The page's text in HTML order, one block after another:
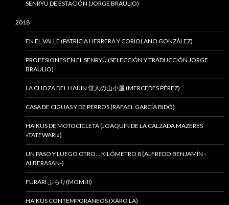
SENRYU DE ESTACIÓN (JORGE BRAULIO)
2018
EN EL VALLE (PATRICIA HERRERA Y CORIOLANO GONZÁLEZ)
PROFESIONES EN EL SENRYÛ (SELECCIÓN Y TRADUCCIÓN JORGE
BRAULIO)
LA CHOZA DEL HAIJIN 俳人の山小屋 (MERCEDES PÉREZ)
CASA DE CIGUAS Y DE PERROS (RAFAEL GARCÍA BIDÓ)
HAIKUS DE MOTOCICLETA (JOAQUÍN DE LA CALZADA MAZERES
«TATEWARI»)
UN PASO Y LUEGO OTRO… KILÓMETRO 8 (ALFREDO BENJAMÍN -
ALBERASAN-)
FURARI ふらり(MOMIJI)
HAIKUS CONTEMPORÁNEOS (XARO LA)